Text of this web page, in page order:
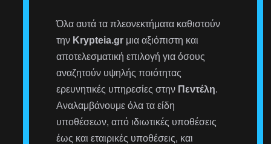
Όλα αυτά τα πλεονεκτήματα καθιστούν
την Krypteia.gr μια αξιόπιστη και
αποτελεσματική επιλογή για όσους
αναζητούν υψηλής ποιότητας
ερευνητικές υπηρεσίες στην Πεντέλη.
Αναλαμβάνουμε όλα τα είδη
υποθέσεων, από ιδιωτικές υποθέσεις
έως και εταιρικές υποθέσεις, και